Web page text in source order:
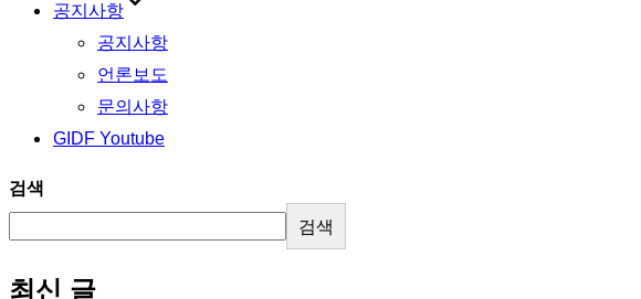
공지사항
공지사항
언론보도
문의사항
GIDF Youtube
검색
검색
최신 글